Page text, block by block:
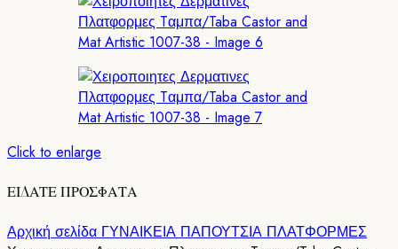
Click to enlarge
ΕΙΔΑΤΕ ΠΡΟΣΦΑΤΑ
Αρχική σελίδα ΓΥΝΑΙΚΕΙΑ ΠΑΠΟΥΤΣΙΑ ΠΛΑΤΦΟΡΜΕΣ